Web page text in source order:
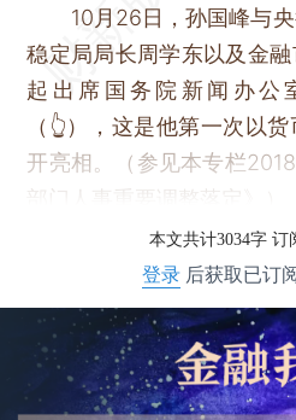
10月26日，孙国峰与央
稳定局局长周学东以及金
起出席国务院新闻办公
（👆），这是他第一次以
开亮相。（参见本专栏
部门人事重要调整落定》）
本文共计3034字 订
登录 后获取已订